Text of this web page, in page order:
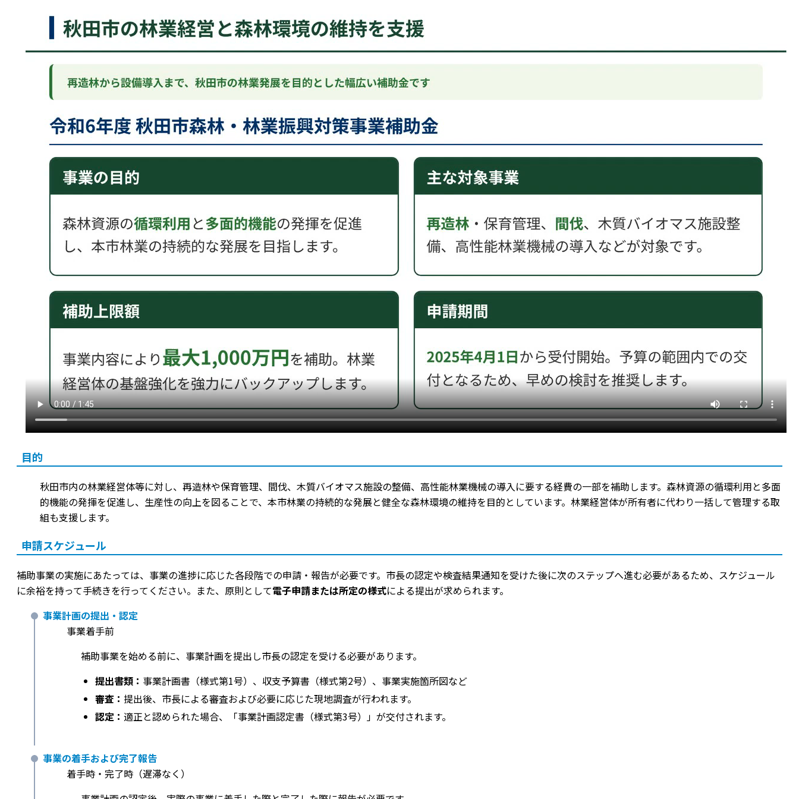
目的
秋田市内の林業経営体等に対し、再造林や保育管理、間伐、木質バイオマス施設の整備、高性能林業機械の導入に要する経費の一部を補助します。森林資源の循環利用と多面
的機能の発揮を促進し、生産性の向上を図ることで、本市林業の持続的な発展と健全な森林環境の維持を目的としています。林業経営体が所有者に代わり一括して管理する取
組も支援します。
申請スケジュール
補助事業の実施にあたっては、事業の進捗に応じた各段階での申請・報告が必要です。市長の認定や検査結果通知を受けた後に次のステップへ進む必要があるため、スケジュール
に余裕を持って手続きを行ってください。また、原則として電子申請または所定の様式による提出が求められます。
事業計画の提出・認定
事業着手前
補助事業を始める前に、事業計画を提出し市長の認定を受ける必要があります。
提出書類： 事業計画書（様式第1号）、収支予算書（様式第2号）、事業実施箇所図など
審査： 提出後、市長による審査および必要に応じた現地調査が行われます。
認定： 適正と認められた場合、「事業計画認定書（様式第3号）」が交付されます。
事業の着手および完了報告
着手時・完了時（遅滞なく）